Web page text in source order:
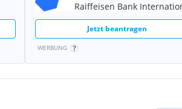
Raiffeisen Bank
Jetzt beantragen
WERBUNG